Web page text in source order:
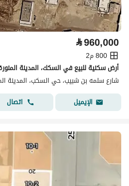
⃁960,000
800 م2
أرض سكنية للبيع في السكك، المدينة
شارع سلمه بن شبيب، حي السكب، المدينة
الإيميل
اتصال